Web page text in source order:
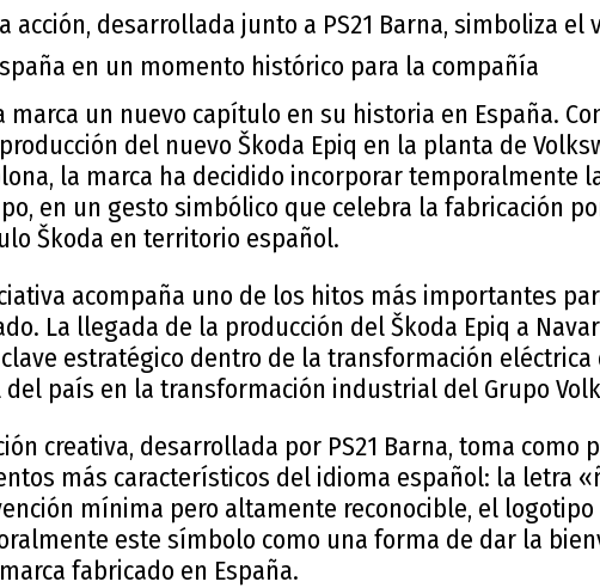
acción, desarrollada junto a PS21 Barna, simboliza el
en un momento histórico para la compañía
marca un nuevo capítulo en su historia en España.
del nuevo Škoda Epiq en la planta de
la marca ha decidido incorporar temporalmente
en un gesto simbólico que celebra la fabricación
Škoda en territorio español.
acompaña uno de los hitos más importantes
La llegada de la producción del Škoda Epiq a
estratégico dentro de la transformación
del país en la transformación industrial del Grupo
creativa, desarrollada por PS21 Barna, toma
más característicos del idioma español: la letra
mínima pero altamente reconocible, el logotipo
este símbolo como una forma de dar la
fabricado en España.